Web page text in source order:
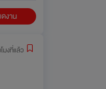
งาน
มงที่แล้ว